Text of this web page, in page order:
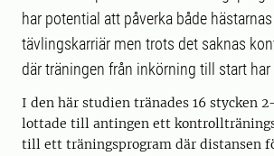
har potential att påverka både
tävlingskarriär men trots det saknas
där träningen från inkörning till start har
I den här studien tränades 16 stycken
lottade till antingen ett
till ett träningsprogram där distansen